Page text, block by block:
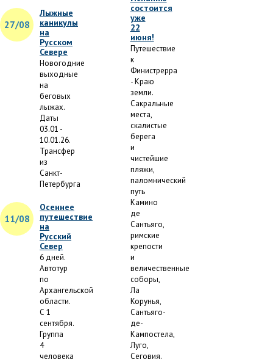
27/08
Лыжные
каникулы
на
Русском
Севере
Новогодние
выходные
на
беговых
лыжах.
Даты
03.01 -
10.01.26.
Трансфер
из
Санкт-
Петербурга
11/08
Осеннее
путешествие
на
Русский
Север
6 дней.
Автотур
по
Архангельской
области.
С 1
сентября.
Группа
4
человека
состоится
уже
22
июня!
Путешествие
к
Финистрерра
- Краю
земли.
Сакральные
места,
скалистые
берега
и
чистейшие
пляжи,
паломнический
путь
Камино
де
Сантьяго,
римские
крепости
и
величественные
соборы,
Ла
Корунья,
Сантьяго-
де-
Кампостела,
Луго,
Сеговия.